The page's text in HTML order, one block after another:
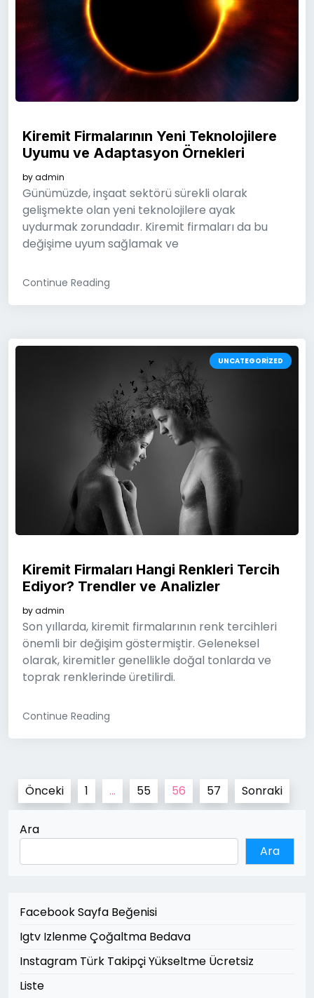
Kiremit Firmalarının Yeni Teknolojilere
Uyumu ve Adaptasyon Örnekleri
byadmin
Günümüzde, inşaat sektörü sürekli olarak
gelişmekte olan yeni teknolojilere ayak
uydurmak zorundadır. Kiremit firmaları da bu
değişime uyum sağlamak ve
Continue Reading
UNCATEGORIZED
Kiremit Firmaları Hangi Renkleri Tercih
Ediyor? Trendler ve Analizler
byadmin
Son yıllarda, kiremit firmalarının renk tercihleri
önemli bir değişim göstermiştir. Geleneksel
olarak, kiremitler genellikle doğal tonlarda ve
toprak renklerinde üretilirdi.
Continue Reading
Yazı
sayfalaması
Önceki 1 … 55 56 57 Sonraki
Ara
Ara
Facebook Sayfa Beğenisi
Igtv Izlenme Çoğaltma Bedava
Instagram Türk Takipçi Yükseltme Ücretsiz
Liste